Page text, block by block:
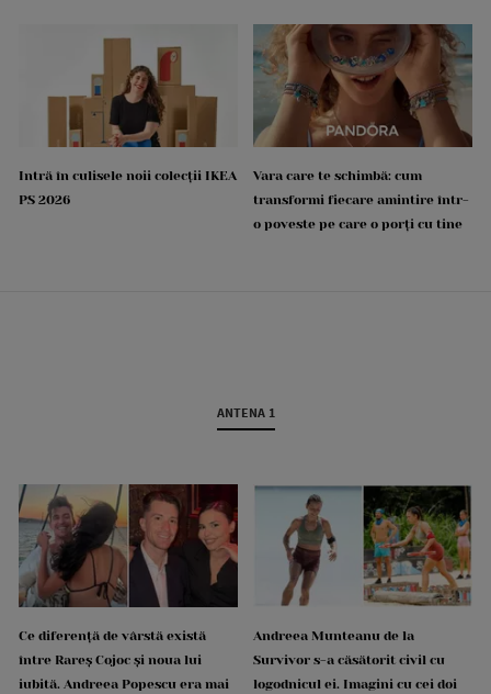
Intră în culisele noii colecții IKEA
PS 2026
Vara care te schimbă: cum
transformi fiecare amintire într-
o poveste pe care o porți cu tine
ANTENA 1
Ce diferență de vârstă există
între Rareș Cojoc și noua lui
iubită. Andreea Popescu era mai
Andreea Munteanu de la
Survivor s-a căsătorit civil cu
logodnicul ei. Imagini cu cei doi